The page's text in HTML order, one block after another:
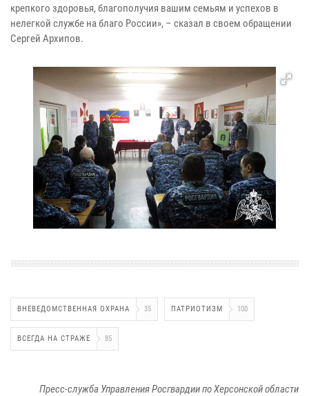
крепкого здоровья, благополучия вашим семьям и успехов в
нелегкой службе на благо России», – сказал в своем обращении
Сергей Архипов.
ВНЕВЕДОМСТВЕННАЯ ОХРАНА 35 ПАТРИОТИЗМ 100
ВСЕГДА НА СТРАЖЕ 85
Пресс-служба Управления Росгвардии по Херсонской области